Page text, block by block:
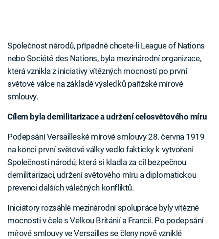
Společnost národů, případně chcete-li League of Nations
nebo Société des Nations, byla mezinárodní organizace,
která vznikla z iniciativy vítězných mocností po první
světové válce na základě výsledků pařížské mírové
smlouvy.
Cílem byla demilitarizace a udržení celosvětového míru
Podepsání Versailleské mírové smlouvy 28. června 1919
na konci první světové války vedlo fakticky k vytvoření
Společnosti národů, která si kladla za cíl bezpečnou
demilitarizaci, udržení světového míru a diplomatickou
prevenci dalších válečných konfliktů.
Iniciátory rozsáhlé mezinárodní spolupráce byly vítězné
mocnosti v čele s Velkou Británií a Francií. Po podepsání
mírové smlouvy ve Versailles se členy nově vzniklé